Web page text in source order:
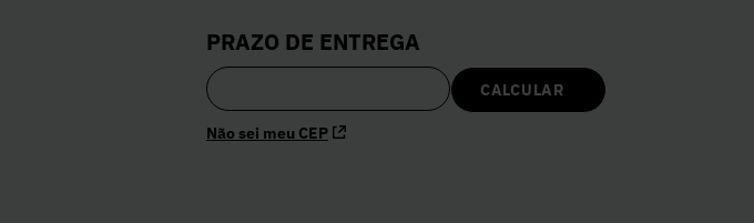
PRAZO DE ENTREGA
Não sei meu CEP